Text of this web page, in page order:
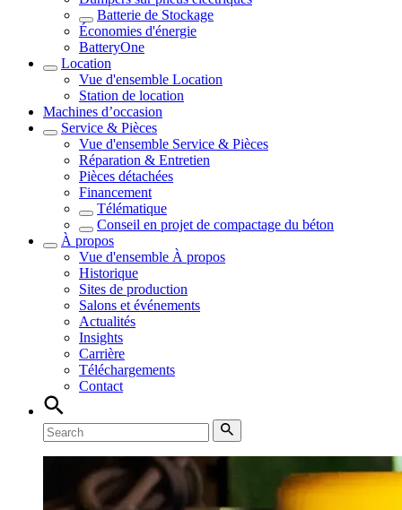
Batterie de Stockage
Économies d'énergie
BatteryOne
Location
Vue d'ensemble Location
Station de location
Machines d’occasion
Service & Pièces
Vue d'ensemble Service & Pièces
Réparation & Entretien
Pièces détachées
Financement
Télématique
Conseil en projet de compactage du béton
À propos
Vue d'ensemble À propos
Historique
Sites de production
Salons et événements
Actualités
Insights
Carrière
Téléchargements
Contact